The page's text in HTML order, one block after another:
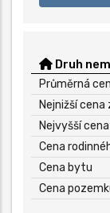
Druh
Průměrná
Nejnižší cena
Nejvyšší
Cena
Cena bytu
Cena